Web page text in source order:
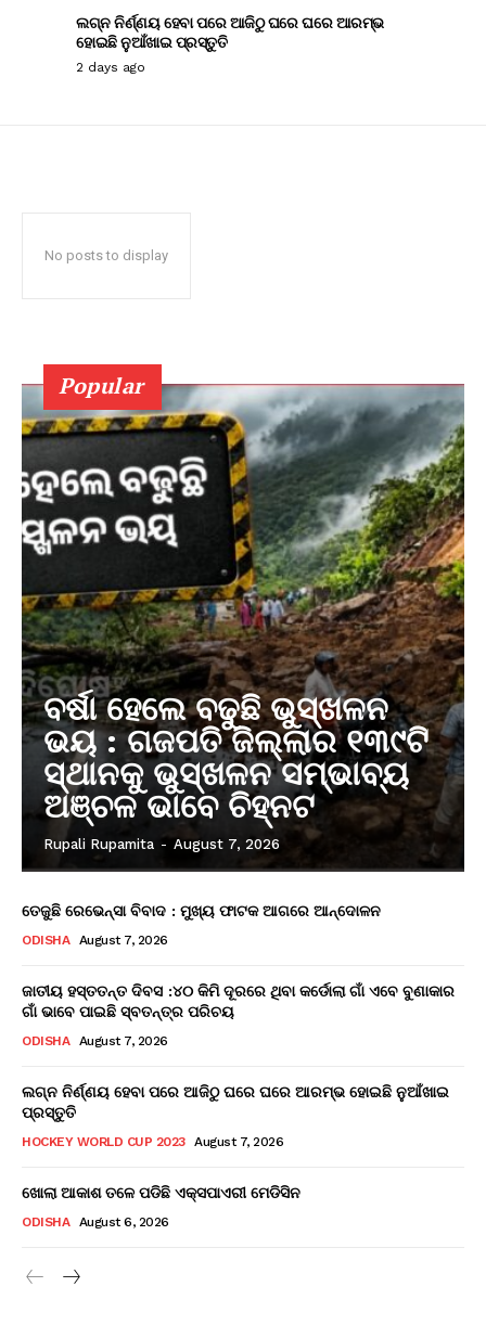
ଲଗ୍ନ ନିର୍ଣ୍ଣୟ ହେବା ପରେ ଆଜିଠୁ ଘରେ ଘରେ ଆରମ୍ଭ
ହୋଇଛି ନୁଆଁଖାଇ ପ୍ରସ୍ତୁତି
2 days ago
No posts to display
Popular
ବର୍ଷା ହେଲେ ବଢୁଛି ଭୁସ୍ଖଳନ
ଭୟ : ଗଜପତି ଜିଲ୍ଲାର ୧୩୯ଟି
ସ୍ଥାନକୁ ଭୁସ୍ଖଳନ ସମ୍ଭାବ୍ୟ
ଅଞ୍ଚଳ ଭାବେ ଚିହ୍ନଟ
Rupali Rupamita - August 7, 2026
ତେଜୁଛି ରେଭେନ୍ସା ବିବାଦ : ମୁଖ୍ୟ ଫାଟକ ଆଗରେ ଆନ୍ଦୋଳନ
ODISHA August 7, 2026
ଜାତୀୟ ହସ୍ତତନ୍ତ ଦିବସ :୪୦ କିମି ଦୂରରେ ଥିବା କର୍ଡୋଲା ଗାଁ ଏବେ ବୁଣାକାର
ଗାଁ ଭାବେ ପାଇଛି ସ୍ବତନ୍ତ୍ର ପରିଚୟ
ODISHA August 7, 2026
ଲଗ୍ନ ନିର୍ଣ୍ଣୟ ହେବା ପରେ ଆଜିଠୁ ଘରେ ଘରେ ଆରମ୍ଭ ହୋଇଛି ନୁଆଁଖାଇ
ପ୍ରସ୍ତୁତି
HOCKEY WORLD CUP 2023 August 7, 2026
ଖୋଲା ଆକାଶ ତଳେ ପଡିଛି ଏକ୍ସପାଏରୀ ମେଡିସିନ
ODISHA August 6, 2026